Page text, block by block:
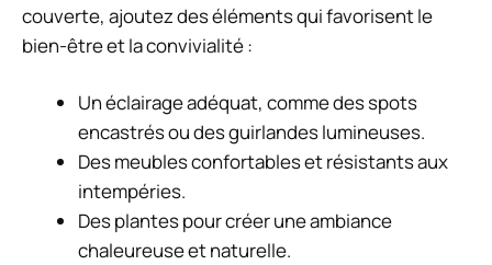
couverte, ajoutez des éléments qui favorisent le
bien-être et la convivialité :
Un éclairage adéquat, comme des spots
encastrés ou des guirlandes lumineuses.
Des meubles confortables et résistants aux
intempéries.
Des plantes pour créer une ambiance
chaleureuse et naturelle.